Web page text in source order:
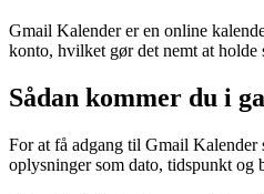
Gmail Kalender er en online
konto, hvilket gør det nemt at
Sådan kommer du i
For at få adgang til Gmail
oplysninger som dato, tidspunkt og